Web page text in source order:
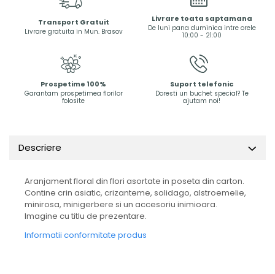
Transport Gratuit
Livrare gratuita in Mun. Brasov
Livrare toata saptamana
De luni pana duminica intre orele
10:00 - 21:00
Prospetime 100%
Garantam prospetimea florilor
folosite
Suport telefonic
Doresti un buchet special? Te
ajutam noi!
Descriere
Aranjament floral din flori asortate in poseta din carton.
Contine crin asiatic, crizanteme, solidago, alstroemelie,
minirosa, minigerbere si un accesoriu inimioara.
Imagine cu titlu de prezentare.
Informatii conformitate produs